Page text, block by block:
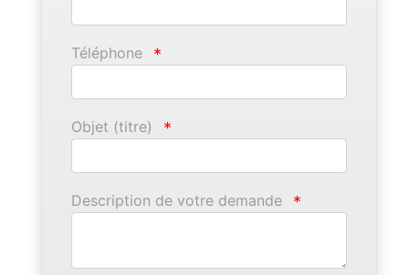
Téléphone *
Objet (titre) *
Description de votre demande *